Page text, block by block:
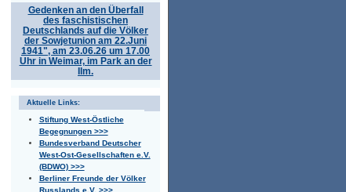
Gedenken an den Überfall
des faschistischen
Deutschlands auf die Völker
der Sowjetunion am 22.Juni
1941", am 23.06.26 um 17.00
Uhr in Weimar, im Park an der
Ilm.
Aktuelle Links:
Stiftung West-Östliche
Begegnungen >>>
Bundesverband Deutscher
West-Ost-Gesellschaften e.V.
(BDWO) >>>
Berliner Freunde der Völker
Russlands e.V. >>>